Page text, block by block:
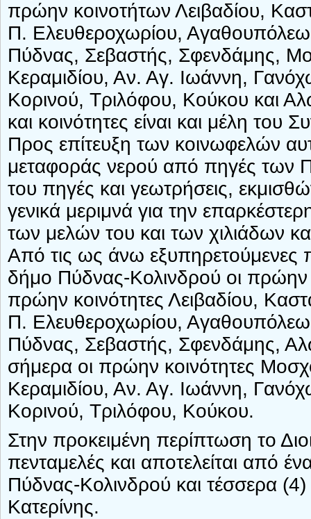
πρώην κοινοτήτων Λειβαδίου,
Π. Ελευθεροχωρίου,
Πύδνας, Σεβαστής, Σφενδάμης,
Κεραμιδίου, Αν. Αγ. Ιωάννη,
Κορινού, Τριλόφου, Κούκου και
και κοινότητες είναι και μέλη του
Προς επίτευξη των κοινωφελών
μεταφοράς νερού από πηγές των
του πηγές και γεωτρήσεις,
γενικά μεριμνά για την
των μελών του και των χιλιάδων
Από τις ως άνω εξυπηρετούμενες
δήμο Πύδνας-Κολινδρού οι πρώην
πρώην κοινότητες Λειβαδίου,
Π. Ελευθεροχωρίου,
Πύδνας, Σεβαστής, Σφενδάμης,
σήμερα οι πρώην κοινότητες
Κεραμιδίου, Αν. Αγ. Ιωάννη,
Κορινού, Τριλόφου, Κούκου.
Στην προκειμένη περίπτωση το
πενταμελές και αποτελείται από
Πύδνας-Κολινδρού και τέσσερα
Κατερίνης.